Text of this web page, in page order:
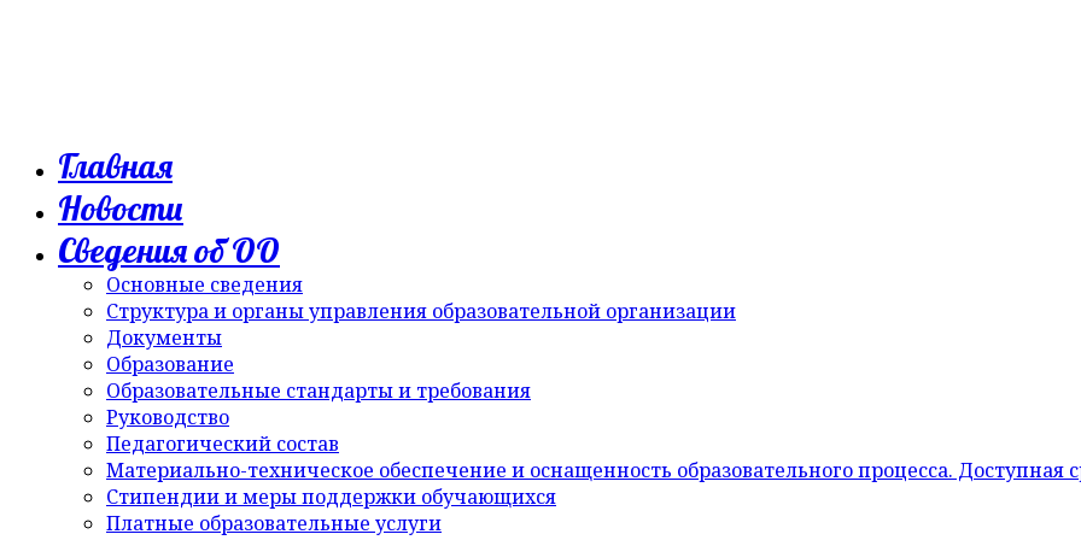
Главная
Новости
Сведения об ОО
Основные сведения
Структура и органы управления образовательной организации
Документы
Образование
Образовательные стандарты и требования
Руководство
Педагогический состав
Материально-техническое обеспечение и оснащенность образовательного процесса. Доступная
Стипендии и меры поддержки обучающихся
Платные образовательные услуги